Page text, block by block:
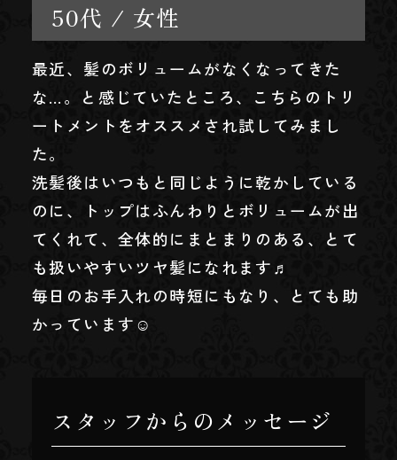
50代 / 女性
最近、髪のボリュームがなくなってきた
な…。と感じていたところ、こちらのトリ
ートメントをオススメされ試してみまし
た。
洗髪後はいつもと同じように乾かしている
のに、トップはふんわりとボリュームが出
てくれて、全体的にまとまりのある、とて
も扱いやすいツヤ髪になれます♬
毎日のお手入れの時短にもなり、とても助
かっています☺
スタッフからのメッセージ